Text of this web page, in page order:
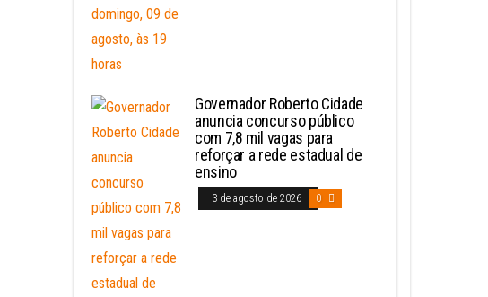
Governador Roberto Cidade
anuncia concurso público
com 7,8 mil vagas para
reforçar a rede estadual de
ensino
3 de agosto de 2026 0